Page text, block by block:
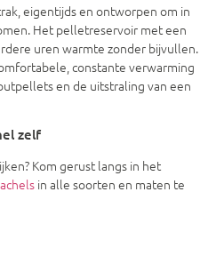
eigentijds en ontworpen om in
Het pelletreservoir met een
uren warmte zonder bijvullen.
constante verwarming
en de uitstraling van een
zelf
Kom gerust langs in het
in alle soorten en maten te